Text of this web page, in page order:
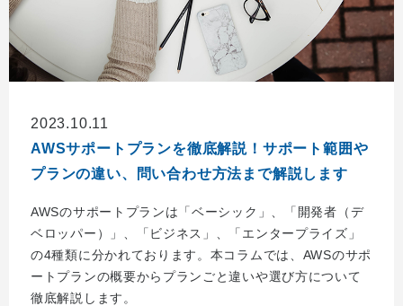
2023.10.11
AWSサポートプランを徹底解説！サポート範囲や
プランの違い、問い合わせ方法まで解説します
AWSのサポートプランは「ベーシック」、「開発者（デ
ベロッパー）」、「ビジネス」、「エンタープライズ」
の4種類に分かれております。本コラムでは、AWSのサポ
ートプランの概要からプランごと違いや選び方について
徹底解説します。